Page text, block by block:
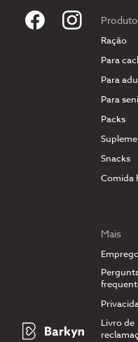
Ração
Para
Para
Para
Packs
Snacks
Comida
Mais
Livro de